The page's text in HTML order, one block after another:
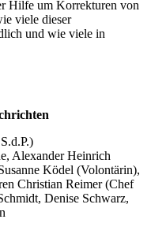
Hilfe um Korrekturen von
viele dieser
und wie viele in
Alexander Heinrich
Ködel (Volontärin),
Christian Reimer (Chef
Denise Schwarz,